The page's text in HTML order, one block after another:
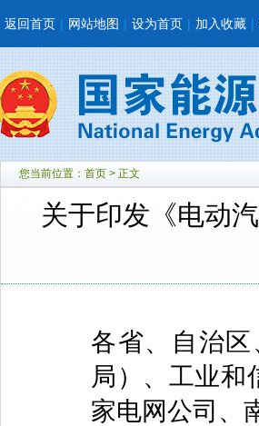
返回首页 | 网站地图 | 设为首页 | 加入收藏 |
您当前位置： 首页 > 正文
关于印发《电动
各省、自治
局）、工业和
家电网公司、